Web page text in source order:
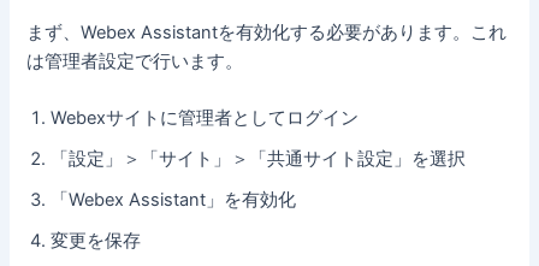
まず、Webex Assistantを有効化する必要があります。これ
は管理者設定で行います。
Webexサイトに管理者としてログイン
「設定」＞「サイト」＞「共通サイト設定」を選択
「Webex Assistant」を有効化
変更を保存